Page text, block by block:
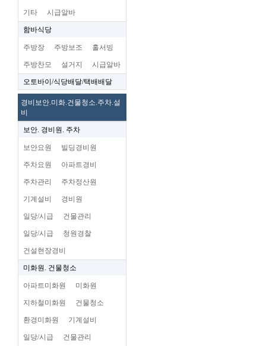
기타 시급알바
함바식당
주방장 주방보조 홀서빙
주방찬모 설거지 시급알바
오토바이/식당배달/택배배달
경비보안.미화.건물청소.주차.설
비
보안. 경비원. 주차
보안요원 빌딩경비원
주차요원 아파트경비
주차관리 주차정산원
기계설비 경비원
일당/시급 건물관리
일당/시급 청원경찰
건설현장경비
미화원. 건물청소
아파트미화원 미화원
지하철미화원 건물청소
환경미화원 기계설비
일당/시급 건물관리